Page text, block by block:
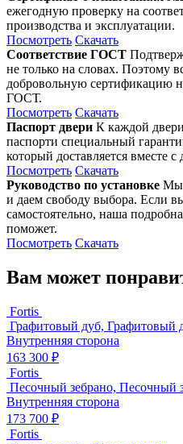
ежегодную проверку на
производства и эксплуатации.
Посмотреть Скачать
Соответствие ГОСТ
не только на словах. Поэтому
добровольную сертификацию
ГОСТ.
Посмотреть Скачать
Паспорт двери К каждой
паспорти специальный
который доставляется вместе с
Посмотреть Скачать
Руководство по установке Мы
и даем свободу выбора. Если
самостоятельно, наша
поможет.
Посмотреть Скачать
Вам может
Fortis
Графитовый дуб, Графитовый
Внутренняя сторона
163 300 ₽
Fortis
Песочный зебрано, Песочный
Внутренняя сторона
173 700 ₽
Fortis